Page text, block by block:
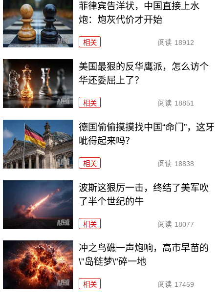
菲律宾告洋状，中国直接上水
炮：炮灰代价才开始
相关 阅读 18912
美国最狠的反华鹰派，怎么访个
华还委屈上了？
相关 阅读 18851
德国偷偷摸摸找中国“命门”，这牙
呲得起来吗？
相关 阅读 18838
波斯这狠厉一击，终结了美军吹
了半个世纪的牛
相关 阅读 18077
冲之鸟礁一声炮响，高市早苗的
\"岛链梦\"碎一地
相关 阅读 17459